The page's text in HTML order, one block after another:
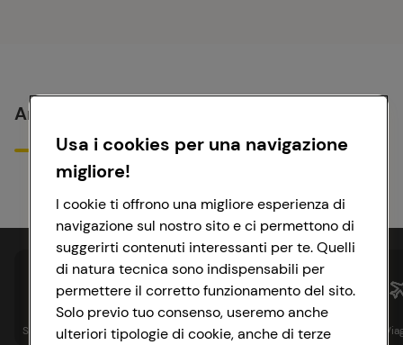
Articoli simili
Spesa online Assicurazioni Sapori& Istituzionale
Usa i cookies per una navigazione
migliore!
I cookie ti offrono una migliore esperienza di
navigazione sul nostro sito e ci permettono di
suggerirti contenuti interessanti per te. Quelli
di natura tecnica sono indispensabili per
permettere il corretto funzionamento del sito.
Solo previo tuo consenso, useremo anche
ulteriori tipologie di cookie, anche di terze